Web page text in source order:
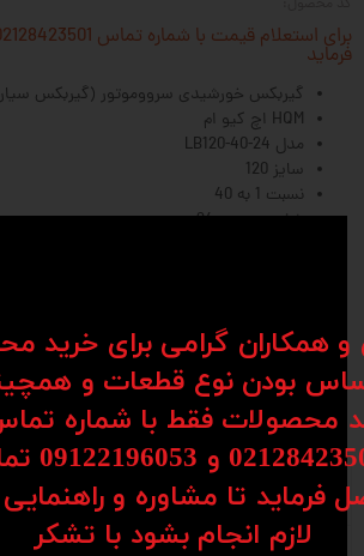
فرماید
گیربکس خورشیدی سرووموتور (گیربکس
HQM اچ کیو ام
مدل LB120-40-24
سایز 120
نسبت 1 به 40
شفت ورودی 24
برای مشاوره و سفارش با شماره
فرمایید
نظرات
همکاران گرامی برای خرید
بودن نوع قطعات و
کد محصولات فقط با شماره
و 09122196053​​​​​​​ تماس
فرماید تا مشاوره و
​​​​​​​لازم انجام بشود با تشکر​​​​​​​